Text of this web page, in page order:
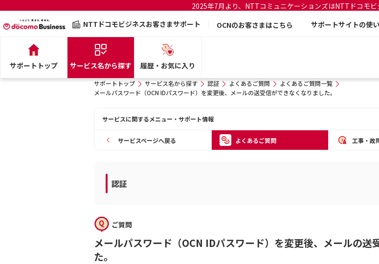
2025年7月より、NTTコミュニケーションズはNTTドコモ
NTTドコモビジネスお客さまサポート
OCNのお客さまはこちら サポートサイトの使
サポートトップ サービス名から探す 履歴・お気に入り
サポートトップ サービス名から探す 認証 よくあるご質問
よくあるご質問一覧
メールパスワード（OCN IDパスワード）を変更後、メールの送受信ができなくなりました。
サービスに関するメニュー・サポート情報
サービスページへ戻る よくあるご質問 工事・故
認証
ご質問
メールパスワード（OCN IDパスワード）を変更後、メールの送
た。